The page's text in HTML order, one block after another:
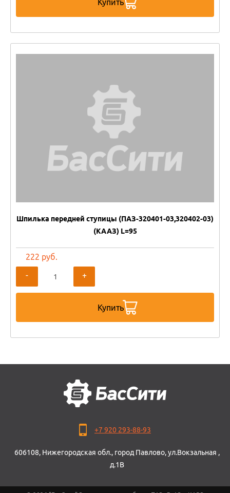
Купить
Шпилька передней ступицы (ПАЗ-320401-03,320402-03)
(КААЗ) L=95
222 руб.
-
+
Купить
+7 920 293-88-93
606108, Нижегородская обл., город Павлово, ул.Вокзальная ,
д.1В